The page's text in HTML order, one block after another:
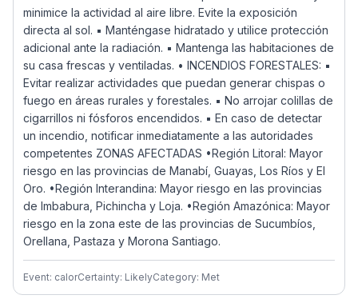
minimice la actividad al aire libre. Evite la exposición
directa al sol. ▪ Manténgase hidratado y utilice protección
adicional ante la radiación. ▪ Mantenga las habitaciones de
su casa frescas y ventiladas. • INCENDIOS FORESTALES: ▪
Evitar realizar actividades que puedan generar chispas o
fuego en áreas rurales y forestales. ▪ No arrojar colillas de
cigarrillos ni fósforos encendidos. ▪ En caso de detectar
un incendio, notificar inmediatamente a las autoridades
competentes ZONAS AFECTADAS •Región Litoral: Mayor
riesgo en las provincias de Manabí, Guayas, Los Ríos y El
Oro. •Región Interandina: Mayor riesgo en las provincias
de Imbabura, Pichincha y Loja. •Región Amazónica: Mayor
riesgo en la zona este de las provincias de Sucumbíos,
Orellana, Pastaza y Morona Santiago.
Event: calorCertainty: LikelyCategory: Met